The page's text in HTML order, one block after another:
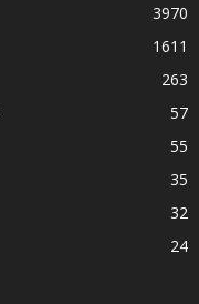
3970
1611
263
57
55
35
32
24